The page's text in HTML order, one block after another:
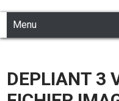
SkipINSTITUT
Institut de beauté à Civray
Menu
DEPLIANT 3